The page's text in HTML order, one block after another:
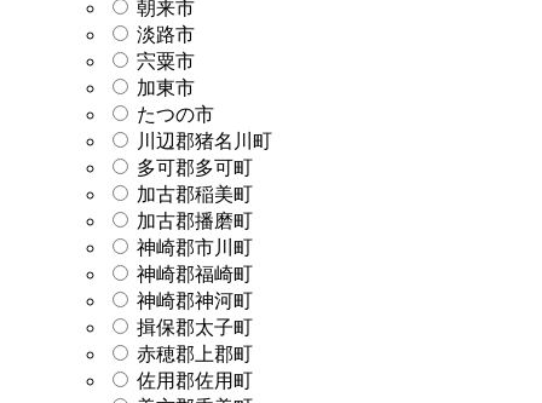
朝来市
淡路市
宍粟市
加東市
たつの市
川辺郡猪名川町
多可郡多可町
加古郡稲美町
加古郡播磨町
神崎郡市川町
神崎郡福崎町
神崎郡神河町
揖保郡太子町
赤穂郡上郡町
佐用郡佐用町